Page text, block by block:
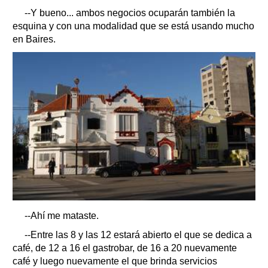
--Y bueno... ambos negocios ocuparán también la
esquina y con una modalidad que se está usando mucho
en Baires.
--Ahí me mataste.
--Entre las 8 y las 12 estará abierto el que se dedica a
café, de 12 a 16 el gastrobar, de 16 a 20 nuevamente
café y luego nuevamente el que brinda servicios